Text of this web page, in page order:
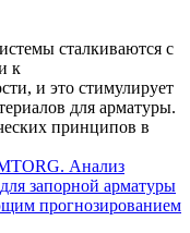
сталкиваются с
к
и это стимулирует
для арматуры.
принципов в